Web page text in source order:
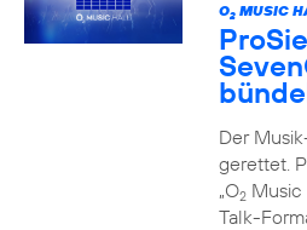
O2MUSIC
Der
gerettet.
„O2Music
Talk-